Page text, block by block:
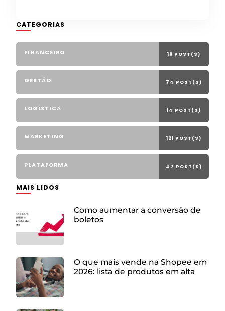
CATEGORIAS
FINANCEIRO 18 POST(S)
GESTÃO 74 POST(S)
LOGÍSTICA 14 POST(S)
MARKETING 121 POST(S)
PLATAFORMA 47 POST(S)
MAIS LIDOS
Como aumentar a conversão de
boletos
O que mais vende na Shopee em
2026: lista de produtos em alta